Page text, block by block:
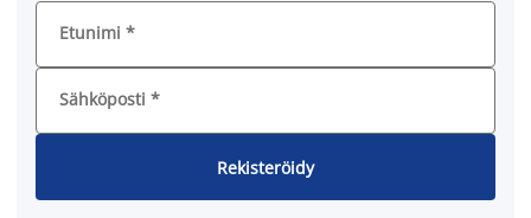
Etunimi *
Sähköposti *
Rekisteröidy